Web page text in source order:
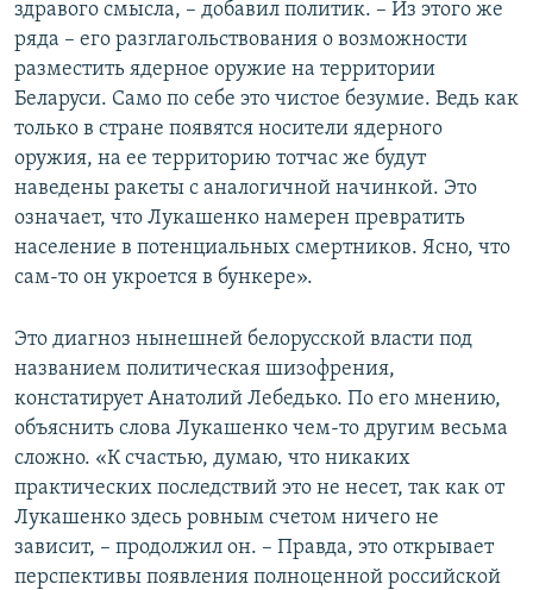
здравого смысла, – добавил политик. – Из этого же
ряда – его разглагольствования о возможности
разместить ядерное оружие на территории
Беларуси. Само по себе это чистое безумие. Ведь как
только в стране появятся носители ядерного
оружия, на ее территорию тотчас же будут
наведены ракеты с аналогичной начинкой. Это
означает, что Лукашенко намерен превратить
население в потенциальных смертников. Ясно, что
сам-то он укроется в бункере».
Это диагноз нынешней белорусской власти под
названием политическая шизофрения,
констатирует Анатолий Лебедько. По его мнению,
объяснить слова Лукашенко чем-то другим весьма
сложно. «К счастью, думаю, что никаких
практических последствий это не несет, так как от
Лукашенко здесь ровным счетом ничего не
зависит, – продолжил он. – Правда, это открывает
перспективы появления полноценной российской